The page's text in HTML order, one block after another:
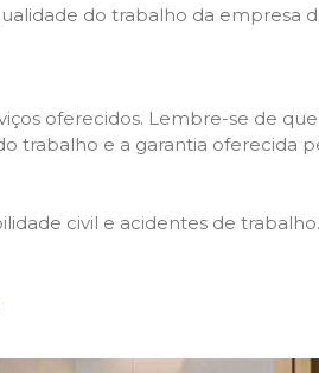
do trabalho da empresa
oferecidos. Lembre-se de
trabalho e a garantia oferecida
civil e acidentes de